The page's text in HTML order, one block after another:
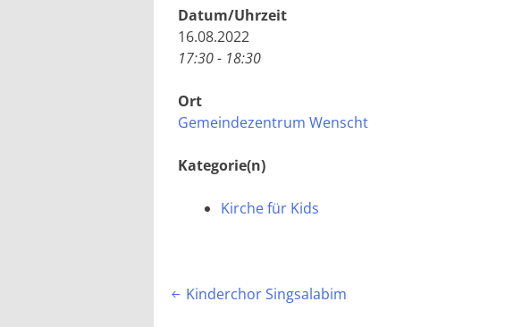
Datum/Uhrzeit
16.08.2022
17:30 - 18:30
Ort
Gemeindezentrum Wenscht
Kategorie(n)
Kirche für Kids
Beitragsnavigation
 Kinderchor Singsalabim